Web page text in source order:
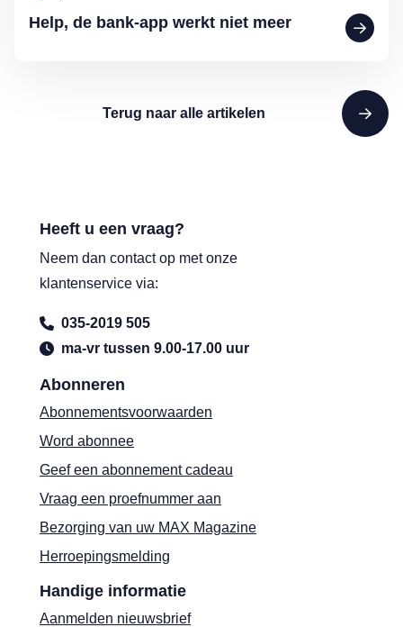
Help, de bank-app werkt niet meer
Terug naar alle artikelen
Abonneren
Abonnementsvoorwaarden
Word abonnee
Geef een abonnement cadeau
Vraag een proefnummer aan
Bezorging van uw MAX Magazine
Herroepingsmelding
Handige informatie
Aanmelden nieuwsbrief
Heeft u een vraag?
Neem dan contact op met onze
klantenservice via:
035-2019 505
ma-vr tussen 9.00-17.00 uur